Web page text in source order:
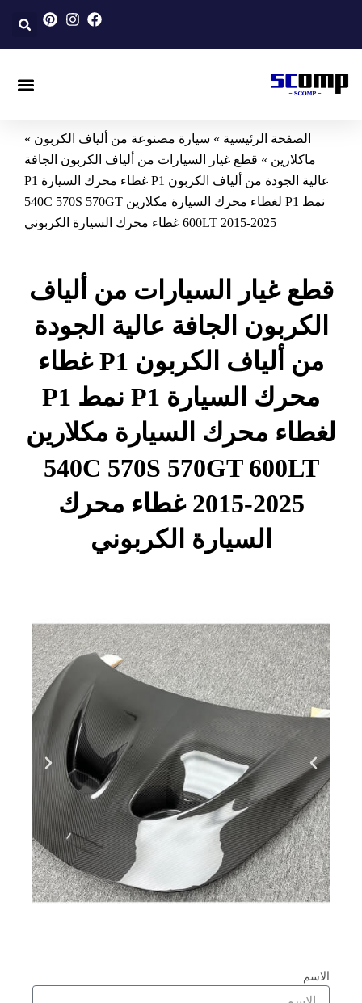
المحتوى
الصفحة الرئيسية » سيارة مصنوعة من ألياف الكربون »
ماكلارين » قطع غيار السيارات من ألياف الكربون الجافة
عالية الجودة من ألياف الكربون P1 غطاء محرك السيارة P1
نمط P1 لغطاء محرك السيارة مكلارين 540C 570S 570GT
600LT 2015-2025 غطاء محرك السيارة الكربوني
قطع غيار السيارات من ألياف
الكربون الجافة عالية الجودة
من ألياف الكربون P1 غطاء
محرك السيارة P1 نمط P1
لغطاء محرك السيارة مكلارين
540C 570S 570GT 600LT
2015-2025 غطاء محرك
السيارة الكربوني
الاسم